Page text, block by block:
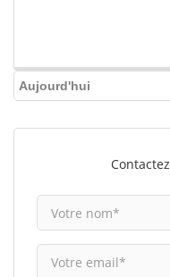
Aujourd'hui